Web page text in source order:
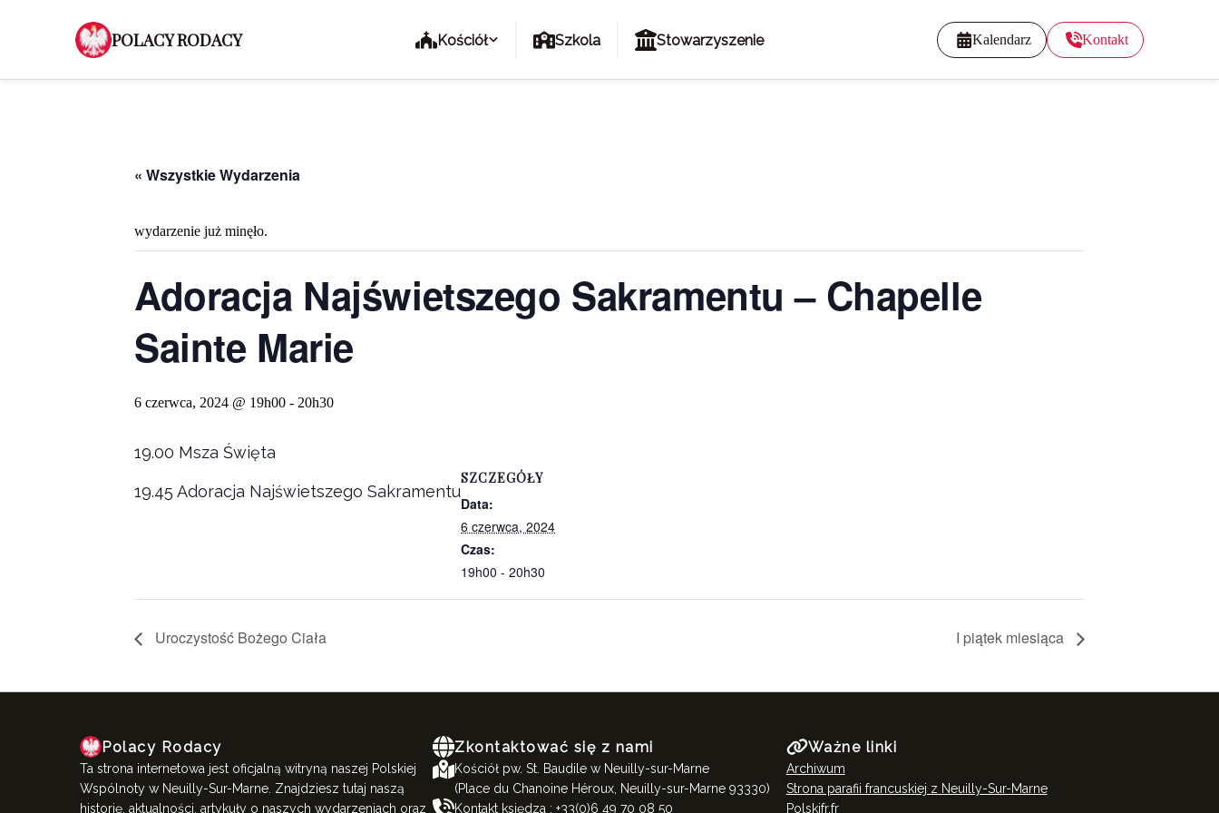
POLACY RODACY Kościół Szkola Stowarzyszenie Kalendarz Kontakt
« Wszystkie Wydarzenia
wydarzenie już minęło.
Adoracja Najświetszego Sakramentu – Chapelle
Sainte Marie
6 czerwca, 2024 @ 19h00 - 20h30
19.00 Msza Święta
19.45 Adoracja Najświetszego Sakramentu
SZCZEGÓŁY
Data:
6 czerwca, 2024
Czas:
19h00 - 20h30
Uroczystość Bożego Ciała I piątek miesiąca
Polacy Rodacy
Ta strona internetowa jest oficjalną witryną naszej Polskiej
Wspólnoty w Neuilly-Sur-Marne. Znajdziesz tutaj naszą
historię, aktualności, artykuły o naszych wydarzeniach oraz
Zkontaktować się z nami
Kościół pw. St. Baudile w Neuilly-sur-Marne
(Place du Chanoine Héroux, Neuilly-sur-Marne 93330)
Kontakt księdza : +33(0)6 49 70 08 50
Ważne linki
Archiwum
Strona parafii francuskiej z Neuilly-Sur-Marne
Polskifr.fr